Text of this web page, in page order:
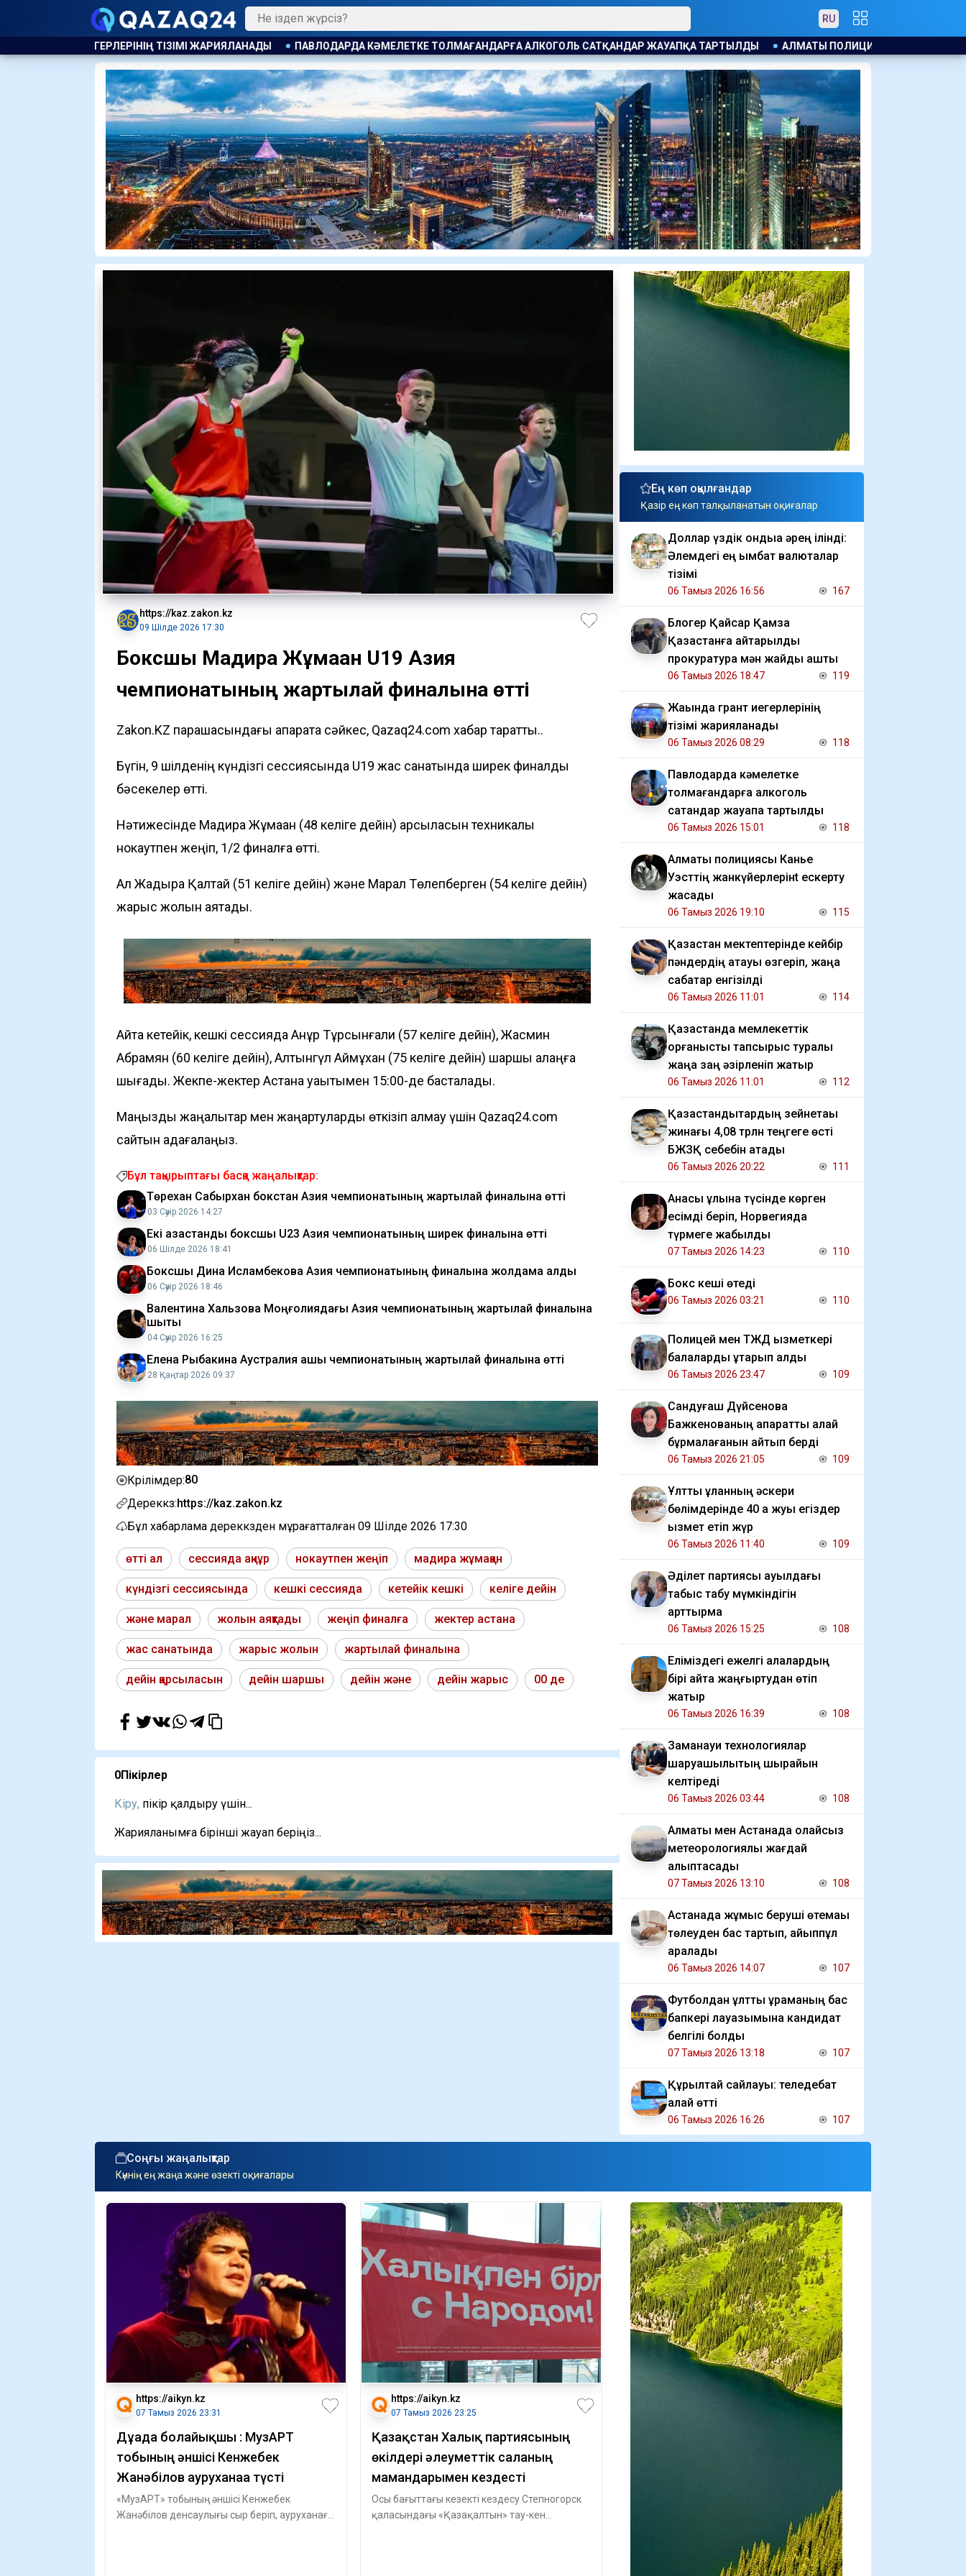
RU
ЖАРИЯЛАНАДЫ ПАВЛОДАРДА КӘМЕЛЕТКЕ ТОЛМАҒАНДАРҒА АЛКОГОЛЬ САТҚАНДАР ЖАУАПҚА ТАРТЫЛДЫ АЛМАТЫ ПОЛИЦИЯСЫ КАНЬЕ УЭСТТІҢ ЖАНКҮЙЕРЛЕРІНT ЕСКЕРТУ
https://kaz.zakon.kz
09 Шілде 2026 17:30
Боксшы Мадира Жұмақан U19 Азия
чемпионатының жартылай финалына өтті
Zakon.KZ парақшасындағы ақпаратқа сәйкес, Qazaq24.com хабар таратты..
Бүгін, 9 шілденің күндізгі сессиясында U19 жас санатында ширек финалдық
бәсекелер өтті.
Нәтижесінде Мадира Жұмақан (48 келіге дейін) қарсыласын техникалық
нокаутпен жеңіп, 1/2 финалға өтті.
Ал Жадыра Қалтай (51 келіге дейін) және Марал Төлепберген (54 келіге дейін)
жарыс жолын аяқтады.
Айта кетейік, кешкі сессияда Ақнұр Тұрсынғали (57 келіге дейін), Жасмин
Абрамян (60 келіге дейін), Алтынгүл Аймұхан (75 келіге дейін) шаршы алаңға
шығады. Жекпе-жектер Астана уақытымен 15:00-де басталады.
Маңызды жаңалықтар мен жаңартуларды өткізіп алмау үшін Qazaq24.com
сайтын қадағалаңыз.
Бұл тақырыптағы басқа жаңалықтар:
Төрехан Сабырхан бокстан Азия чемпионатының жартылай финалына өтті
03 Сәуір 2026 14:27
Екі қазақстандық боксшы U23 Азия чемпионатының ширек финалына өтті
06 Шілде 2026 18:41
Боксшы Дина Исламбекова Азия чемпионатының финалына жолдама алды
06 Сәуір 2026 18:46
Валентина Хальзова Моңғолиядағы Азия чемпионатының жартылай финалына
шықты
04 Сәуір 2026 16:25
Елена Рыбакина Аустралия ашық чемпионатының жартылай финалына өтті
28 Қаңтар 2026 09:37
Көрілімдер:80
Дереккөз:https://kaz.zakon.kz
Бұл хабарлама дереккөзден мұрағатталған 09 Шілде 2026 17:30
өтті ал сессияда ақнұр нокаутпен жеңіп мадира жұмақан
күндізгі сессиясында кешкі сессияда кетейік кешкі келіге дейін
және марал жолын аяқтады жеңіп финалға жектер астана
жас санатында жарыс жолын жартылай финалына
дейін қарсыласын дейін шаршы дейін және дейін жарыс 00 де
0Пікірлер
Кіру, пікір қалдыру үшін...
Жарияланымға бірінші жауап беріңіз...
Ең көп оқылғандар
Қазір ең көп талқыланатын оқиғалар
Доллар үздік ондыққа әрең ілінді:
Әлемдегі ең қымбат валюталар
тізімі
06 Тамыз 2026 16:56 167
Блогер Қайсар Қамза
Қазақстанға қайтарылды
прокуратура мән жайды ашты
06 Тамыз 2026 18:47 119
Жақында грант иегерлерінің
тізімі жарияланады
06 Тамыз 2026 08:29 118
Павлодарда кәмелетке
толмағандарға алкоголь
сатқандар жауапқа тартылды
06 Тамыз 2026 15:01 118
Алматы полициясы Канье
Уэсттің жанкүйерлерінt ескерту
жасады
06 Тамыз 2026 19:10 115
Қазақстан мектептерінде кейбір
пәндердің атауы өзгеріп, жаңа
сабақтар енгізілді
06 Тамыз 2026 11:01 114
Қазақстанда мемлекеттік
қорғаныстық тапсырыс туралы
жаңа заң әзірленіп жатыр
06 Тамыз 2026 11:01 112
Қазақстандықтардың зейнетақы
жинағы 4,08 трлн теңгеге өсті
БЖЗҚ себебін атады
06 Тамыз 2026 20:22 111
Анасы ұлына түсінде көрген
есімді беріп, Норвегияда
түрмеге жабылды
07 Тамыз 2026 14:23 110
Бокс кеші өтеді
06 Тамыз 2026 03:21 110
Полицей мен ТЖД қызметкері
балаларды құтқарып қалды
06 Тамыз 2026 23:47 109
Сандуғаш Дүйсенова
Бажкенованың ақпаратты қалай
бұрмалағанын айтып берді
06 Тамыз 2026 21:05 109
Ұлттық ұланның әскери
бөлімдерінде 40 қа жуық егіздер
қызмет етіп жүр
06 Тамыз 2026 11:40 109
Әділет партиясы ауылдағы
табыс табу мүмкіндігін
арттырмақ
06 Тамыз 2026 15:25 108
Еліміздегі ежелгі қалалардың
бірі қайта жаңғыртудан өтіп
жатыр
06 Тамыз 2026 16:39 108
Заманауи технологиялар
шаруашылықтың шырайын
келтіреді
06 Тамыз 2026 03:44 108
Алматы мен Астанада қолайсыз
метеорологиялық жағдай
қалыптасады
07 Тамыз 2026 13:10 108
Астанада жұмыс беруші өтемақы
төлеуден бас тартып, айыппұл
арқалады
06 Тамыз 2026 14:07 107
Футболдан ұлттық құраманың бас
бапкері лауазымына кандидат
белгілі болды
07 Тамыз 2026 13:18 107
Құрылтай сайлауы: теледебат
қалай өтті
06 Тамыз 2026 16:26 107
Соңғы жаңалықтар
Күннің ең жаңа және өзекті оқиғалары
https://aikyn.kz
07 Тамыз 2026 23:31
Дұғада болайықшы : МузАРТ
тобының әншісі Кенжебек
Жанәбілов ауруханаға түсті
«МузАРТ» тобының әншісі Кенжебек
Жанәбілов денсаулығы сыр беріп, ауруханаға
https://aikyn.kz
07 Тамыз 2026 23:25
Қазақстан Халық партиясының
өкілдері әлеуметтік саланың
мамандарымен кездесті
Осы бағыттағы кезекті кездесу Степногорск
қаласындағы «Қазақалтын» тау-кен